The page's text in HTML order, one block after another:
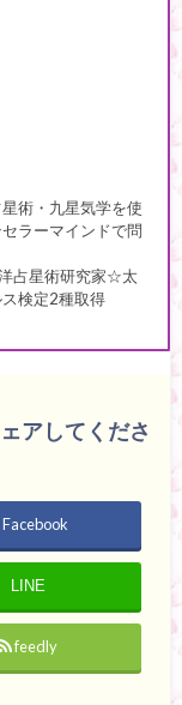
術・九星気学を使
ラーマインドで問
占星術研究家☆太
検定2種取得
アしてくださ
Facebook
LINE
feedly